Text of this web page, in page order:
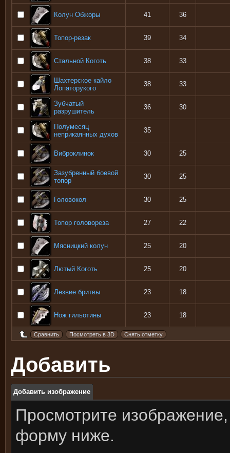
Колун Обжоры 41 36
Топор-резак 39 34
Стальной Коготь 38 33
Шахтерское кайло
Лопаторукого
38 33
Зубчатый
разрушитель
36 30
Полумесяц
неприкаянных духов
35
Виброклинок 30 25
Зазубренный боевой
топор
30 25
Головокол 30 25
Топор головореза 27 22
Мясницкий колун 25 20
Лютый Коготь 25 20
Лезвие бритвы 23 18
Нож гильотины 23 18
Добавить
Добавить изображение
Просмотрите изображение,
форму ниже.